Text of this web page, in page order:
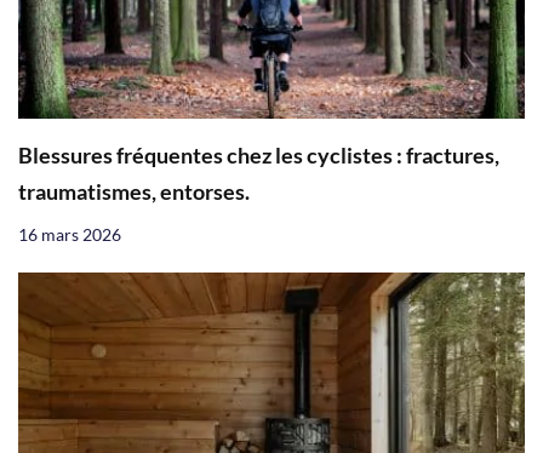
Blessures fréquentes chez les cyclistes : fractures,
traumatismes, entorses.
16 mars 2026